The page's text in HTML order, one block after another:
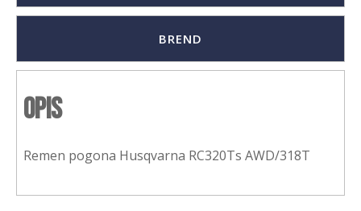
BREND
Opis
Remen pogona Husqvarna RC320Ts AWD/318T